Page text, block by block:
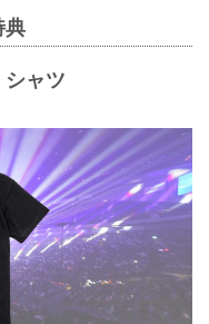
典
シャツ